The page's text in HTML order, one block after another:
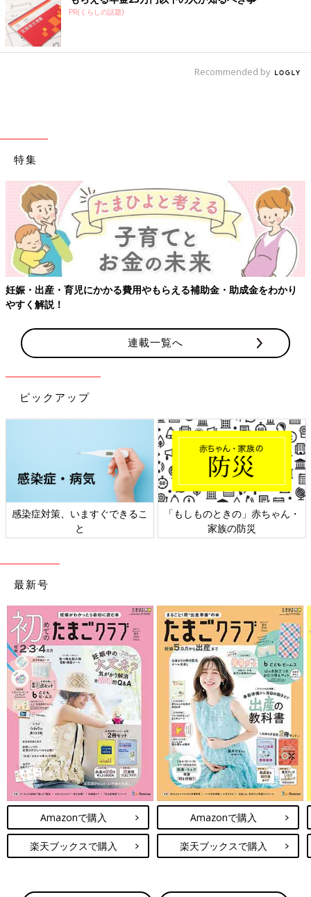
PR(くらしの話題)
Recommended by
特集
妊娠・出産・育児にかかる費用やもらえる補助金・助成金をわかり
やすく解説！
連載一覧へ
ピックアップ
感染症対策、いますぐできるこ
と
「もしものときの」赤ちゃん・
家族の防災
最新号
Amazonで購入
楽天ブックスで購入
Amazonで購入
楽天ブックスで購入